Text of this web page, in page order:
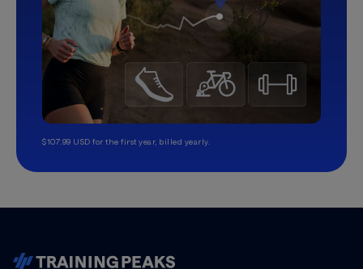
$107.99 USD for the first year, billed yearly.